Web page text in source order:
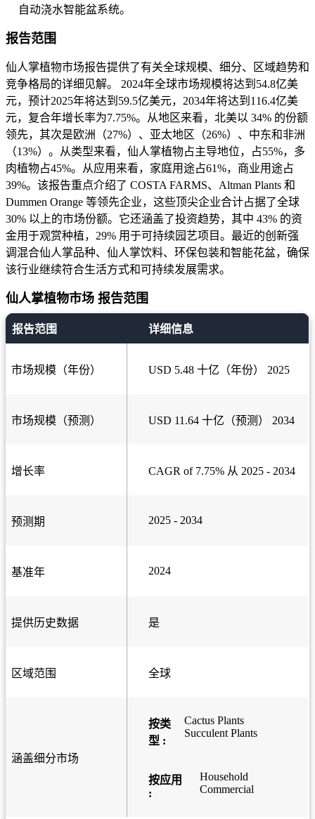
自动浇水智能盆系统。
报告范围
仙人掌植物市场报告提供了有关全球规模、细分、区域趋势和
竞争格局的详细见解。 2024年全球市场规模将达到54.8亿美
元，预计2025年将达到59.5亿美元，2034年将达到116.4亿美
元，复合年增长率为7.75%。从地区来看，北美以 34% 的份额
领先，其次是欧洲（27%）、亚太地区（26%）、中东和非洲
（13%）。从类型来看，仙人掌植物占主导地位，占55%，多
肉植物占45%。从应用来看，家庭用途占61%，商业用途占
39%。该报告重点介绍了 COSTA FARMS、Altman Plants 和
Dummen Orange 等领先企业，这些顶尖企业合计占据了全球
30% 以上的市场份额。它还涵盖了投资趋势，其中 43% 的资
金用于观赏种植，29% 用于可持续园艺项目。最近的创新强
调混合仙人掌品种、仙人掌饮料、环保包装和智能花盆，确保
该行业继续符合生活方式和可持续发展需求。
仙人掌植物市场 报告范围
报告范围 详细信息
市场规模（年份） USD 5.48 十亿（年份） 2025
市场规模（预测） USD 11.64 十亿（预测） 2034
增长率 CAGR of 7.75% 从 2025 - 2034
预测期 2025 - 2034
基准年 2024
提供历史数据 是
区域范围 全球
涵盖细分市场
按类
型 :
Cactus Plants
Succulent Plants
按应用
:
Household
Commercial